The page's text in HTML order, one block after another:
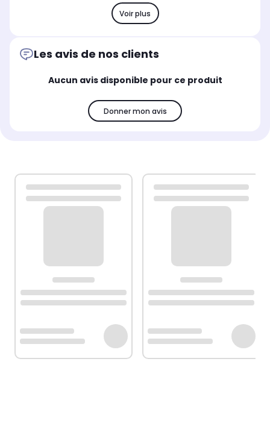
Voir plus
Les avis de nos clients
Aucun avis disponible pour ce produit
Donner mon avis